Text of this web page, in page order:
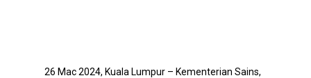
26 Mac 2024, Kuala Lumpur – Kementerian Sains,